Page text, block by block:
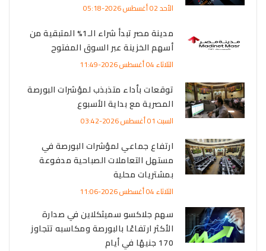
الأحد 02 أغسطس 2026-05:18
مدينة مصر تبدأ شراء الـ1% المتبقية من
أسهم الخزينة عبر السوق المفتوح
الثلاثاء 04 أغسطس 2026-11:49
توقعات بأداء متذبذب لمؤشرات البورصة
المصرية مع بداية الأسبوع
السبت 01 أغسطس 2026-03:42
ارتفاع جماعي لمؤشرات البورصة في
مستهل التعاملات الصباحية مدفوعة
بمشتريات محلية
الثلاثاء 04 أغسطس 2026-11:06
سهم جلاكسو سميثكلاين في صدارة
الأكثر ارتفاعًا بالبورصة ومكاسبه تتجاوز
170 جنيهًا في أيام